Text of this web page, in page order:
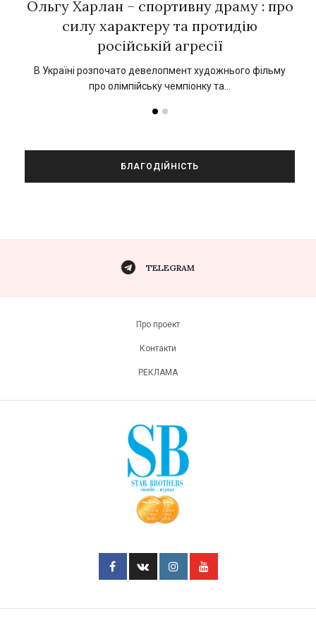
Ольгу Харлан – спортивну драму : про
силу характеру та протидію
російській агресії
В Україні розпочато девелопмент художнього фільму
про олімпійську чемпіонку та…
БЛАГОДІЙНІСТЬ
TELEGRAM
Про проект
Контакти
РЕКЛАМА